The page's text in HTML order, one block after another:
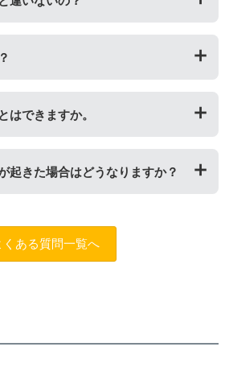
す。「ドラム(感光体ユニット)」は
ためのもので、トナーカートリッジ
なります。
れぞれ印字できる枚数が異なってい
なった場合は、必ず分離してから新
ください。
より多く印刷が可能なエコッテオリ
版】もございます。
ムに限り、レビューをご投稿いただ
2年に延長されます。
に使い切るようお願いいたします。
はできますか。
っても対応することができません。
番などをよくご確認ください。な
すが当店までお問い合わせくださ
起きた場合はどうなりますか？
証」を設けておりますので、ご購入
くある質問一覧へ